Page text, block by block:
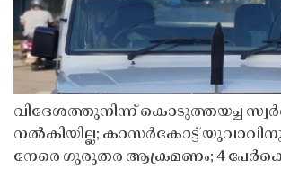
വിദേശത്തുനിന്ന് കൊടുത്തയച്ച
നൽകിയില്ല; കാസർകോട്ട്
നേരെ ഗുരുതര ആക്രമണം; 4